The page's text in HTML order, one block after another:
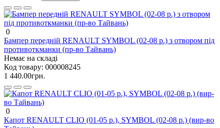
0
Бампер передній RENAULT SYMBOL (02-08 р.) з отвором під
противоткманки (пр-во Тайвань)
Немає на складі
Код товару: 000008245
1 440.00грн.
0
Капот RENAULT CLIO (01-05 р.), SYMBOL (02-08 р.) (вир-во